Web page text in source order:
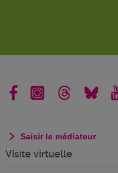
Saisir le médiateur
Visite virtuelle